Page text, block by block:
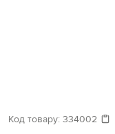
Код товару: 334002